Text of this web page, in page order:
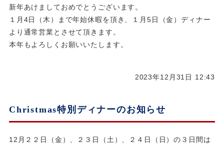
新年あけましておめでとうございます。
１月4日（木）まで年始休暇を頂き、１月5日（金）ディナー
より通常営業とさせて頂きます。
本年もよろしくお願いいたします。
2023年12月31日 12:43
Christmas特別ディナーのお知らせ
12月２２日（金）、２３日（土）、２４日（日）の３日間は